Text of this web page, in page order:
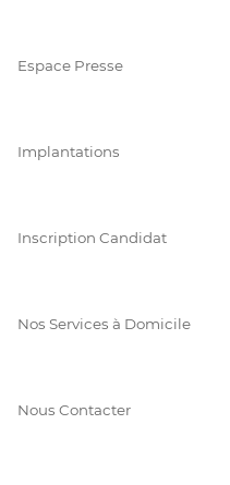
Espace Presse
Implantations
Inscription Candidat
Nos Services à Domicile
Nous Contacter